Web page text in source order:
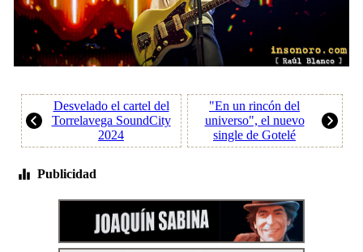
Desvelado el cartel del
Torrelavega SoundCity
2024
"En un rincón del
universo", el nuevo
single de Gotelé
Publicidad